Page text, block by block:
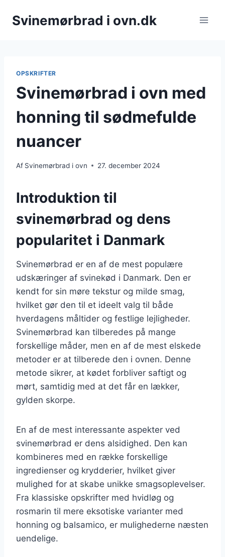
Svinemørbrad i ovn.dk
OPSKRIFTER
Svinemørbrad i ovn med
honning til sødmefulde
nuancer
Af Svinemørbrad i ovn 27. december 2024
Introduktion til
svinemørbrad og dens
popularitet i Danmark
Svinemørbrad er en af de mest populære
udskæringer af svinekød i Danmark. Den er
kendt for sin møre tekstur og milde smag,
hvilket gør den til et ideelt valg til både
hverdagens måltider og festlige lejligheder.
Svinemørbrad kan tilberedes på mange
forskellige måder, men en af de mest elskede
metoder er at tilberede den i ovnen. Denne
metode sikrer, at kødet forbliver saftigt og
mørt, samtidig med at det får en lækker,
gylden skorpe.
En af de mest interessante aspekter ved
svinemørbrad er dens alsidighed. Den kan
kombineres med en række forskellige
ingredienser og krydderier, hvilket giver
mulighed for at skabe unikke smagsoplevelser.
Fra klassiske opskrifter med hvidløg og
rosmarin til mere eksotiske varianter med
honning og balsamico, er mulighederne næsten
uendelige.